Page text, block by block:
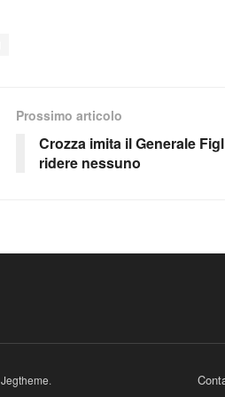
Prossimo articolo
Crozza imita il Generale
ridere nessuno
Jegtheme.